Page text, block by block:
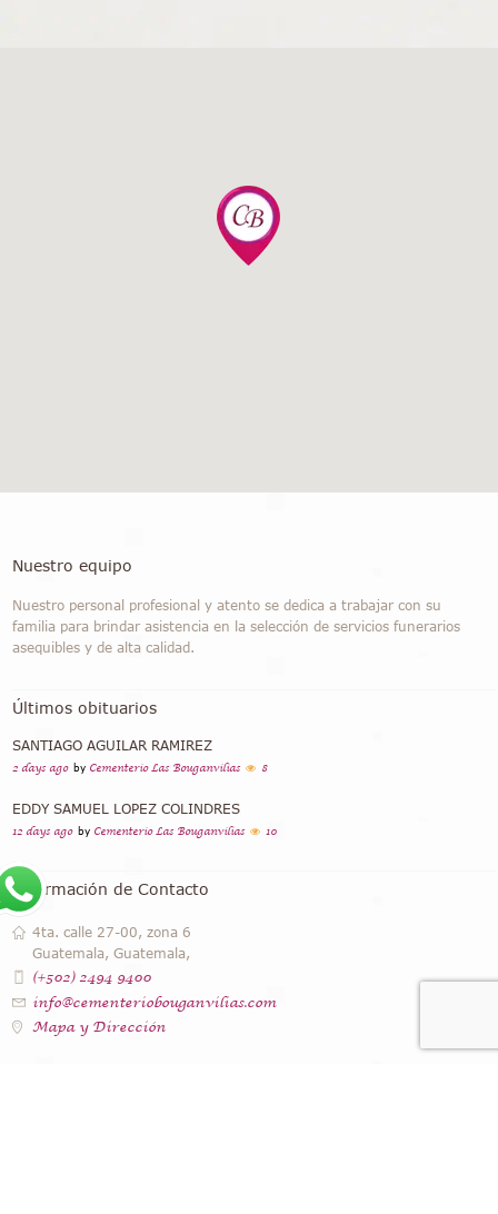
Nuestro equipo
Nuestro personal profesional y atento se dedica a trabajar con su
familia para brindar asistencia en la selección de servicios funerarios
asequibles y de alta calidad.
Últimos obituarios
SANTIAGO AGUILAR RAMIREZ
2 days ago by Cementerio Las Bouganvilias 8
EDDY SAMUEL LOPEZ COLINDRES
12 days ago by Cementerio Las Bouganvilias 10
Información de Contacto
4ta. calle 27-00, zona 6
Guatemala, Guatemala,
(+502) 2494 9400
info@cementeriobouganvilias.com
Mapa y Dirección